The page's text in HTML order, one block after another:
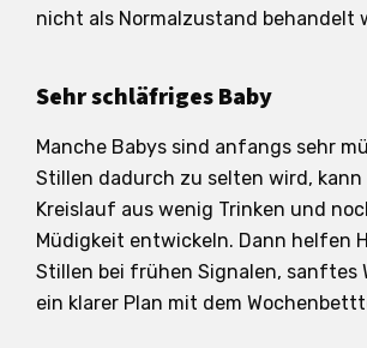
nicht als Normalzustand behandelt
Sehr schläfriges Baby
Manche Babys sind anfangs sehr
Stillen dadurch zu selten wird, kann
Kreislauf aus wenig Trinken und
Müdigkeit entwickeln. Dann helfen
Stillen bei frühen Signalen, sanftes
ein klarer Plan mit dem